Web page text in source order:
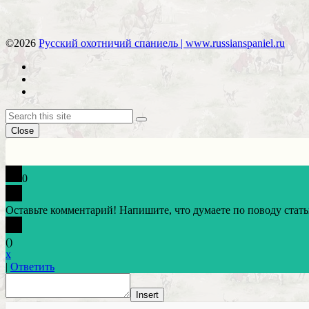
©2026 Русский охотничий спаниель | www.russianspaniel.ru
Close
0
Оставьте комментарий! Напишите, что думаете по поводу
()
x
| Ответить
Insert